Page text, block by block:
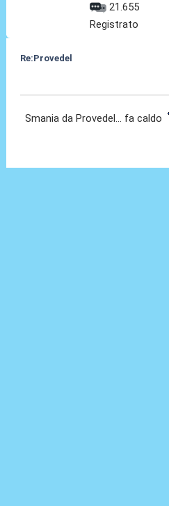
21.655
Registrato
Re:Provedel
Smania da Provedel... fa caldo